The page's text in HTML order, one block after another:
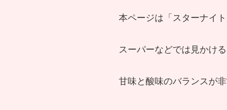
本ページは「スターナイ
スーパーなどでは見かけ
甘味と酸味のバランスが